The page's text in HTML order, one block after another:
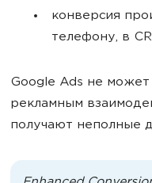
конверсия
телефону, в
Google Ads не может
рекламным
получают неполные